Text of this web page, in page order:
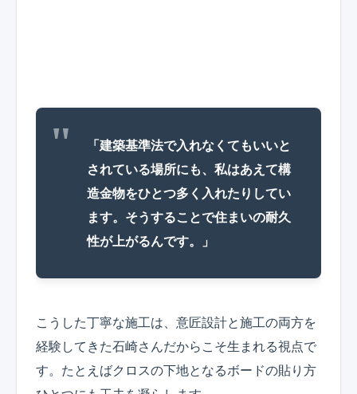
「建築基準法で入れなくてもいいと
されている場所にも、私はあえて構
造金物をひとつ多く入れたりしてい
ます。そうすることで住まいの耐久
性が上がるんです。」
こうした丁寧な施工は、意匠設計と施工の両方を
経験してきた石崎さんだからこそ生まれる視点で
す。たとえばクロスの下地となるボードの貼り方